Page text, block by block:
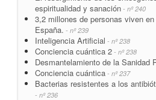
espiritualidad y sanación - nº 240
3,2 millones de personas viven
España. - nº 239
Inteligencia Artificial - nº 238
Conciencia cuántica 2 - nº 238
Desmantelamiento de la Sanidad
Conciencia cuántica - nº 237
Bacterias resistentes a los
- nº 236